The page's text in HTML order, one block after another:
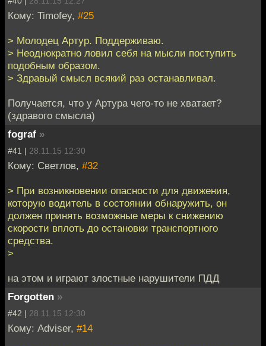
Кому: Timofey, #25
> Молодец Артур. Поддерживаю.
> Неоднократно ловил себя на мысли поступить
подобным образом.
> Здравый смысл всякий раз останавливал.
Получается, что у Артура чего-то не хватает?
(здравого смысла)
fograf »
#41 | 28.11.15 12:30
Кому: Светлов, #32
> При возникновении опасности для движения,
которую водитель в состоянии обнаружить, он
должен принять возможные меры к снижению
скорости вплоть до остановки транспортного
средства.
>
на этом и играют злостные нарушители ПДД
Forgotten »
#42 | 28.11.15 12:30
Кому: Adviser, #14